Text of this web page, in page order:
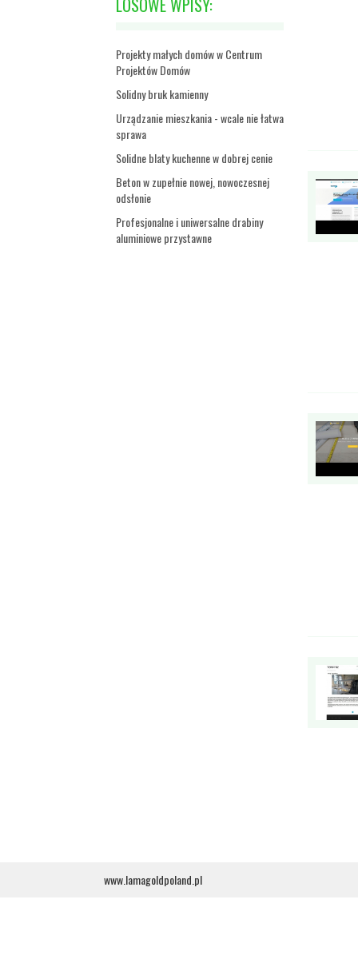
LOSOWE WPISY:
Projekty małych domów w Centrum
Projektów Domów
Solidny bruk kamienny
Urządzanie mieszkania - wcale nie łatwa
sprawa
Solidne blaty kuchenne w dobrej cenie
Beton w zupełnie nowej, nowoczesnej
odsłonie
Profesjonalne i uniwersalne drabiny
aluminiowe przystawne
www.lamagoldpoland.pl